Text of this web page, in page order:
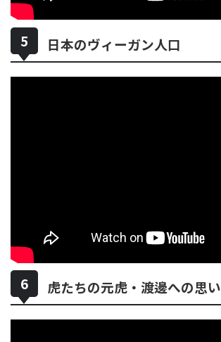
日本のヴィーガン人口
虎たちの元虎・渡邊への思い